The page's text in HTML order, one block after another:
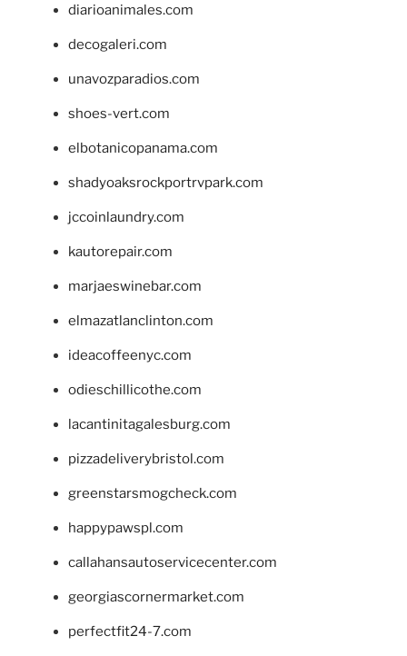
diarioanimales.com
decogaleri.com
unavozparadios.com
shoes-vert.com
elbotanicopanama.com
shadyoaksrockportrvpark.com
jccoinlaundry.com
kautorepair.com
marjaeswinebar.com
elmazatlanclinton.com
ideacoffeenyc.com
odieschillicothe.com
lacantinitagalesburg.com
pizzadeliverybristol.com
greenstarsmogcheck.com
happypawspl.com
callahansautoservicecenter.com
georgiascornermarket.com
perfectfit24-7.com